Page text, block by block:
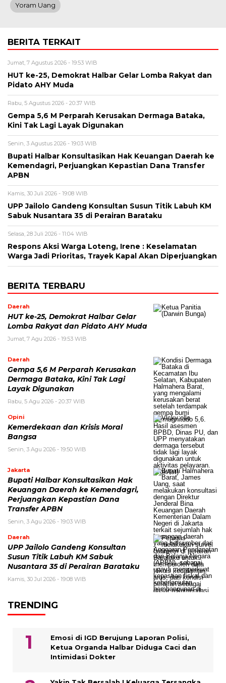
Yoram Uang
BERITA TERKAIT
Jumat, 7 Agustus 2026 - 19:53 WIB
HUT ke-25, Demokrat Halbar Gelar Lomba Rakyat dan
Pidato AHY Muda
Rabu, 5 Agustus 2026 - 20:37 WIB
Gempa 5,6 M Perparah Kerusakan Dermaga Bataka,
Kini Tak Lagi Layak Digunakan
Senin, 3 Agustus 2026 - 19:03 WIB
Bupati Halbar Konsultasikan Hak Keuangan Daerah ke
Kemendagri, Perjuangkan Kepastian Dana Transfer
APBN
Kamis, 30 Juli 2026 - 19:08 WIB
UPP Jailolo Gandeng Konsultan Susun Titik Labuh KM
Sabuk Nusantara 35 di Perairan Barataku
Selasa, 28 Juli 2026 - 11:04 WIB
Respons Aksi Warga Loteng, Irene : Keselamatan
Warga Jadi Prioritas, Trayek Kapal Akan Diperjuangkan
BERITA TERBARU
Daerah
HUT ke-25, Demokrat Halbar Gelar
Lomba Rakyat dan Pidato AHY Muda
Jumat, 7 Agu 2026 - 19:53 WIB
Daerah
Gempa 5,6 M Perparah Kerusakan
Dermaga Bataka, Kini Tak Lagi
Layak Digunakan
Rabu, 5 Agu 2026 - 20:37 WIB
Opini
Kemerdekaan dan Krisis Moral
Bangsa
Senin, 3 Agu 2026 - 19:50 WIB
Jakarta
Bupati Halbar Konsultasikan Hak
Keuangan Daerah ke Kemendagri,
Perjuangkan Kepastian Dana
Transfer APBN
Senin, 3 Agu 2026 - 19:03 WIB
Daerah
UPP Jailolo Gandeng Konsultan
Susun Titik Labuh KM Sabuk
Nusantara 35 di Perairan Barataku
Kamis, 30 Jul 2026 - 19:08 WIB
TRENDING
Emosi di IGD Berujung Laporan Polisi,
Ketua Organda Halbar Diduga Caci dan
Intimidasi Dokter